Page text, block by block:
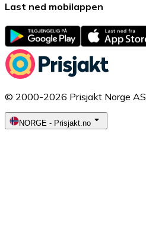
Last ned mobilappen
© 2000-2026 Prisjakt Norge AS
NORGE - Prisjakt.no